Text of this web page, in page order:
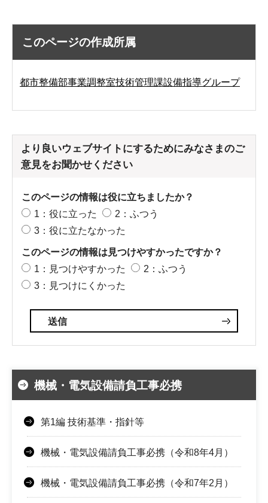
このページの作成所属
都市整備部事業調整室技術管理課設備指導グループ
より良いウェブサイトにするためにみなさまのご
意見をお聞かせください
このページの情報は役に立ちましたか？
1：役に立った
2：ふつう
3：役に立たなかった
このページの情報は見つけやすかったですか？
1：見つけやすかった
2：ふつう
3：見つけにくかった
機械・電気設備請負工事必携
第1編 技術基準・指針等
機械・電気設備請負工事必携（令和8年4月）
機械・電気設備請負工事必携（令和7年2月）